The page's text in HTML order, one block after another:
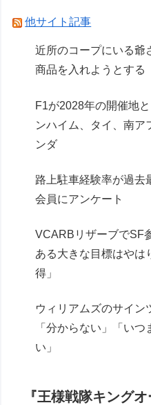
Powered by livedoor 相互
他サイト記事
近所のコープにいる爺
商品を入れようとする
F1が2028年の開催地
ンハイム、タイ、南ア
ンダ
路上駐車経験率が過去
会員にアンケート
VCARBリザーブでSF
ある大きな目標はやは
得」
ウィリアムズのサイン
「分からない」「い
い」
『王様戦隊キング